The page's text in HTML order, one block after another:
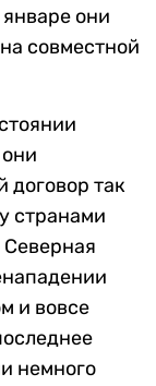
они
совместной
так
странами
Северная
и вовсе
немного